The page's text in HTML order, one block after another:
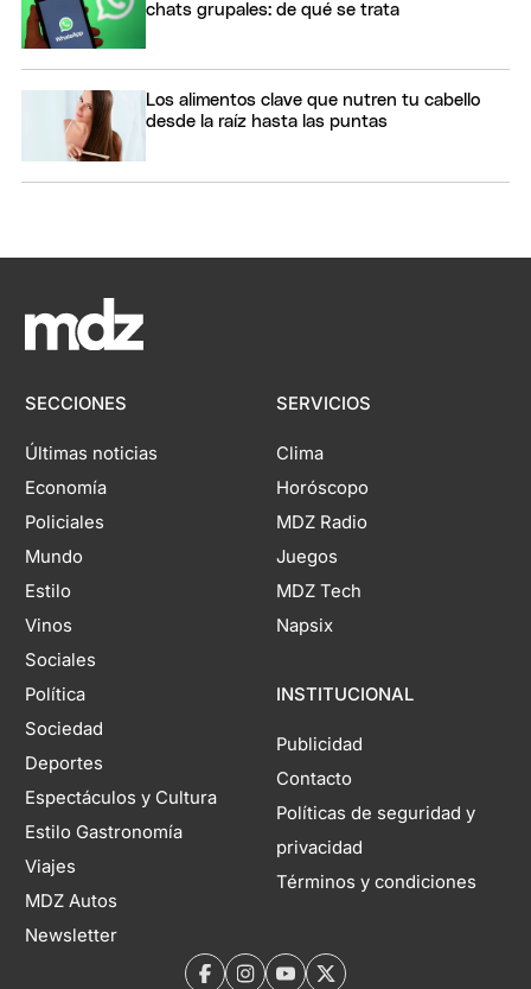
chats grupales: de qué se trata
Los alimentos clave que nutren tu cabello
desde la raíz hasta las puntas
SECCIONES
Últimas noticias
Economía
Policiales
Mundo
Estilo
Vinos
Sociales
Política
Sociedad
Deportes
Espectáculos y Cultura
Estilo Gastronomía
Viajes
MDZ Autos
Newsletter
SERVICIOS
Clima
Horóscopo
MDZ Radio
Juegos
MDZ Tech
Napsix
INSTITUCIONAL
Publicidad
Contacto
Políticas de seguridad y
privacidad
Términos y condiciones